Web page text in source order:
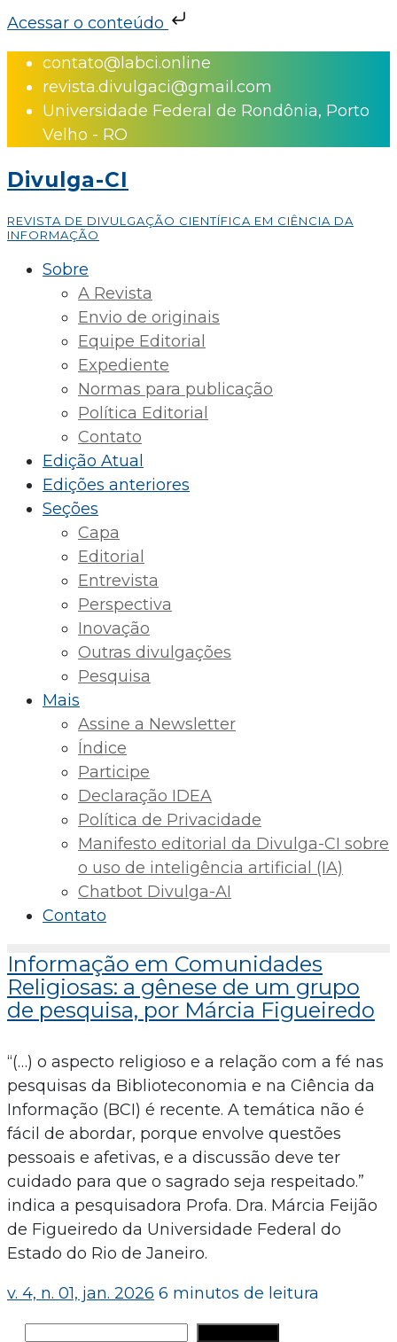
Acessar o conteúdo
Skip
content
contato@labci.online
revista.divulgaci@gmail.com
Universidade Federal de Rondônia, Porto
Velho - RO
Divulga-CI
REVISTA DE DIVULGAÇÃO CIENTÍFICA EM CIÊNCIA DA
INFORMAÇÃO
Sobre
A Revista
Envio de originais
Equipe Editorial
Expediente
Normas para publicação
Política Editorial
Contato
Edição Atual
Edições anteriores
Seções
Capa
Editorial
Entrevista
Perspectiva
Inovação
Outras divulgações
Pesquisa
Mais
Assine a Newsletter
Índice
Participe
Declaração IDEA
Política de Privacidade
Manifesto editorial da Divulga-CI sobre
o uso de inteligência artificial (IA)
Chatbot Divulga-AI
Contato
Informação em Comunidades
Religiosas: a gênese de um grupo
de pesquisa, por Márcia Figueiredo
“(…) o aspecto religioso e a relação com a fé nas
pesquisas da Biblioteconomia e na Ciência da
Informação (BCI) é recente. A temática não é
fácil de abordar, porque envolve questões
pessoais e afetivas, e a discussão deve ter
cuidado para que o sagrado seja respeitado.”
indica a pesquisadora Profa. Dra. Márcia Feijão
de Figueiredo da Universidade Federal do
Estado do Rio de Janeiro.
v. 4, n. 01, jan. 2026 6 minutos de leitura